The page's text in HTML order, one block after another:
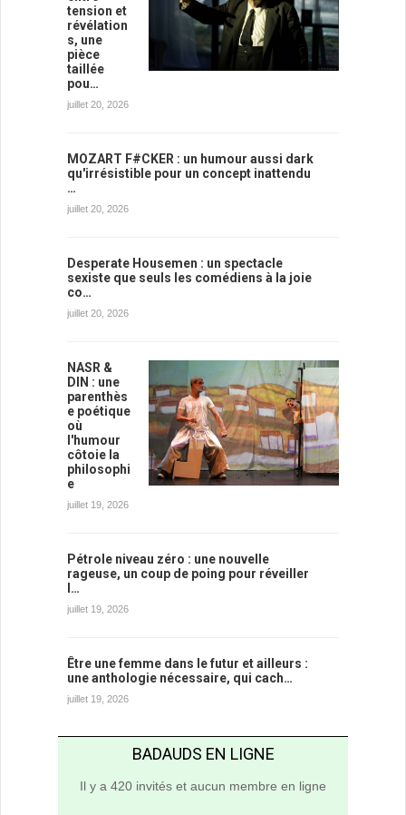
tension et
révélation
s, une
pièce
taillée
pou…
juillet 20, 2026
MOZART F#CKER : un humour aussi dark
qu'irrésistible pour un concept inattendu
…
juillet 20, 2026
Desperate Housemen : un spectacle
sexiste que seuls les comédiens à la joie
co…
juillet 20, 2026
NASR &
DIN : une
parenthès
e poétique
où
l'humour
côtoie la
philosophi
e
juillet 19, 2026
Pétrole niveau zéro : une nouvelle
rageuse, un coup de poing pour réveiller
l…
juillet 19, 2026
Être une femme dans le futur et ailleurs :
une anthologie nécessaire, qui cach…
juillet 19, 2026
BADAUDS EN LIGNE
Il y a 420 invités et aucun membre en ligne